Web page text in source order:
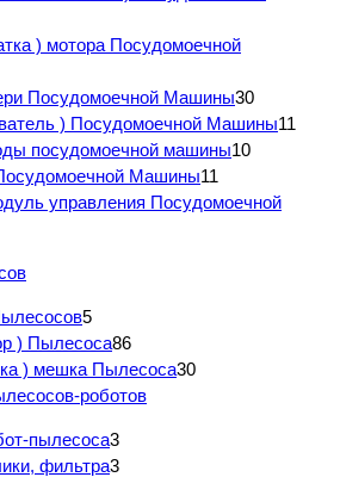
) мотора Посудомоечной
Посудомоечной Машины30
) Посудомоечной Машины11
посудомоечной машины10
Машины11
управления Посудомоечной
5
) Пылесоса86
) мешка Пылесоса30
роботов
пылесоса3
фильтра3